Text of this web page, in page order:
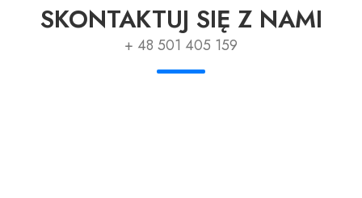
SKONTAKTUJ SIĘ Z NAMI
+ 48 501 405 159